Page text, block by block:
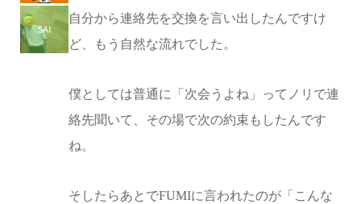
自分から連絡先を交換を言い出したんですけ
ど、もう自然な流れでした。
僕としては普通に「次会うよね」ってノリで連
絡先聞いて、その場で次の約束もしたんです
ね。
そしたらあとでFUMIに言われたのが「こんな